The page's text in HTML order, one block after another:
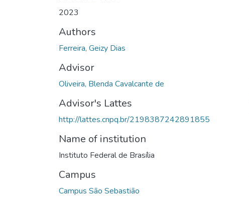
2023
Authors
Ferreira, Geizy Dias
Advisor
Oliveira, Blenda Cavalcante de
Advisor's Lattes
http://lattes.cnpq.br/2198387242891855
Name of institution
Instituto Federal de Brasília
Campus
Campus São Sebastião